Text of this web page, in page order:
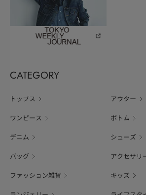
CATEGORY
トップス アウター
ワンピース ボトム
デニム シューズ
バッグ アクセサリ
ファッション雑貨 キッズ